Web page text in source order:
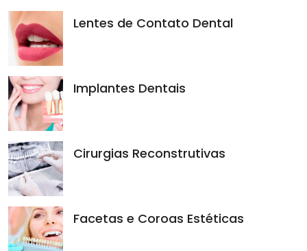
Lentes de Contato Dental
Implantes Dentais
Cirurgias Reconstrutivas
Facetas e Coroas Estéticas